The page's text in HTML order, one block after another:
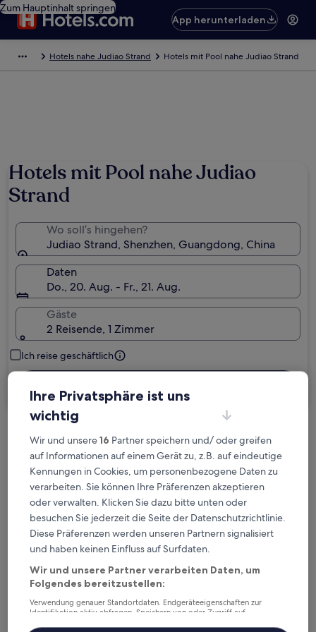
Zum Hauptinhalt springen
App herunterladen
Hotels nahe Judiao Strand Hotels mit Pool nahe Judiao Strand
Hotels mit Pool nahe Judiao
Strand
Wo soll’s hingehen?
Judiao Strand, Shenzhen, Guangdong, China
Daten
Do., 20. Aug. - Fr., 21. Aug.
Gäste
2 Reisende, 1 Zimmer
Ich reise geschäftlich
Kostenlose Stornierung bei
Planänderungen
Verdiene Prämien für jede
wahrgenommene Übernachtung
Mehr sparen mit Preisen für Mitglieder
Überprüfe die Preise für diese Daten
Ihre Privatsphäre ist uns
wichtig
Wir und unsere16 Partner speichern und/ oder greifen
auf Informationen auf einem Gerät zu, z.B. auf eindeutige
Kennungen in Cookies, um personenbezogene Daten zu
verarbeiten. Sie können Ihre Präferenzen akzeptieren
oder verwalten. Klicken Sie dazu bitte unten oder
besuchen Sie jederzeit die Seite der Datenschutzrichtlinie.
Diese Präferenzen werden unseren Partnern signalisiert
und haben keinen Einfluss auf Surfdaten.
Wir und unsere Partner verarbeiten Daten, um
Folgendes bereitzustellen:
Verwendung genauer Standortdaten. Endgeräteeigenschaften zur
Identifikation aktiv abfragen. Speichern von oder Zugriff auf